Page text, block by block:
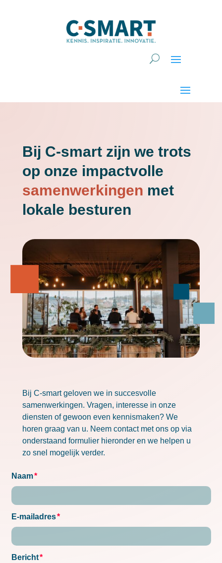
Bij C-smart zijn we trots
op onze impactvolle
samenwerkingen met
lokale besturen
Bij C-smart geloven we in succesvolle
samenwerkingen. Vragen, interesse in onze
diensten of gewoon even kennismaken? We
horen graag van u. Neem contact met ons op via
onderstaand formulier hieronder en we helpen u
zo snel mogelijk verder.
Naam
E-mailadres
Bericht